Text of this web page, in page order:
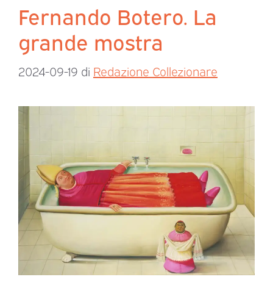
Fernando Botero. La
grande mostra
2024-09-19 di Redazione Collezionare